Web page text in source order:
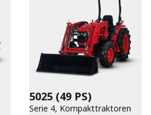
5025 (49 PS)
Serie 4, Kompakttraktoren